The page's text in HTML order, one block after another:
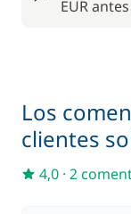
EUR
Los
clientes
4,0 · 2